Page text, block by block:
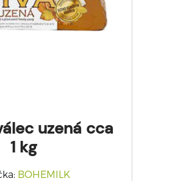
uzená cca
1 kg
: BOHEMILK